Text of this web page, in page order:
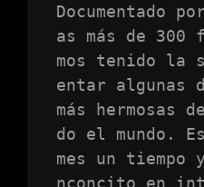
Documentado
as más de
mos tenido la
entar algunas
más hermosas
do el mundo.
mes un
nconcito en